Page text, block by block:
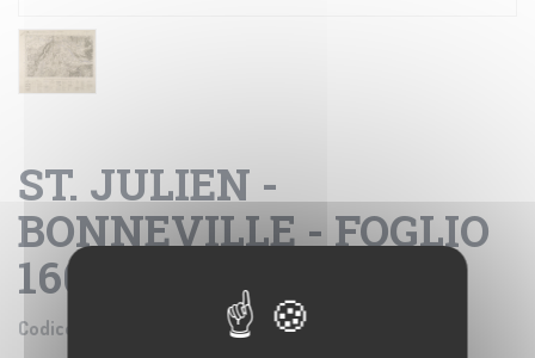
ST. JULIEN -
BONNEVILLE - FOGLIO
160 BIS N.O.
Codice prodotto: IGM SE003235